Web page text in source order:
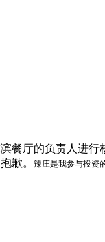
厅的负责人进行
歉。
辣庄是我参与投资